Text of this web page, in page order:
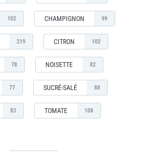
102 CHAMPIGNON 99
219 CITRON 102
78 NOISETTE 82
77 SUCRÉ-SALÉ 88
83 TOMATE 108